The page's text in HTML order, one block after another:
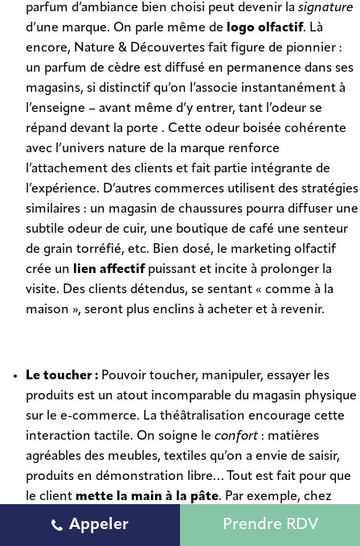
parfum d’ambiance bien choisi peut devenir la signature
d’une marque. On parle même de
logo olfactif. Là
encore, Nature & Découvertes fait figure de pionnier :
un parfum de cèdre est diffusé en permanence dans ses
magasins, si distinctif qu’on l’associe instantanément à
l’enseigne – avant même d’y entrer, tant l’odeur se
répand devant la porte . Cette odeur boisée cohérente
avec l’univers nature de la marque renforce
l’attachement des clients et fait partie intégrante de
l’expérience. D’autres commerces utilisent des stratégies
similaires : un magasin de chaussures pourra diffuser une
subtile odeur de cuir, une boutique de café une senteur
de grain torréfié, etc. Bien dosé, le marketing olfactif
crée un
lien affectifpuissant et incite à prolonger la
visite. Des clients détendus, se sentant « comme à la
maison », seront plus enclins à acheter et à revenir.
Le toucher : Pouvoir toucher, manipuler, essayer les
produits est un atout incomparable du magasin physique
sur le e-commerce. La théâtralisation encourage cette
interaction tactile. On soigne le confort : matières
agréables des meubles, textiles qu’on a envie de saisir,
produits en démonstration libre… Tout est fait pour que
le client mette la main à la pâte. Par exemple, chez
Nature & Découvertes, de nombreux articles sont en
libre essai : instruments de musique, accessoires de
Appeler Prendre RDV